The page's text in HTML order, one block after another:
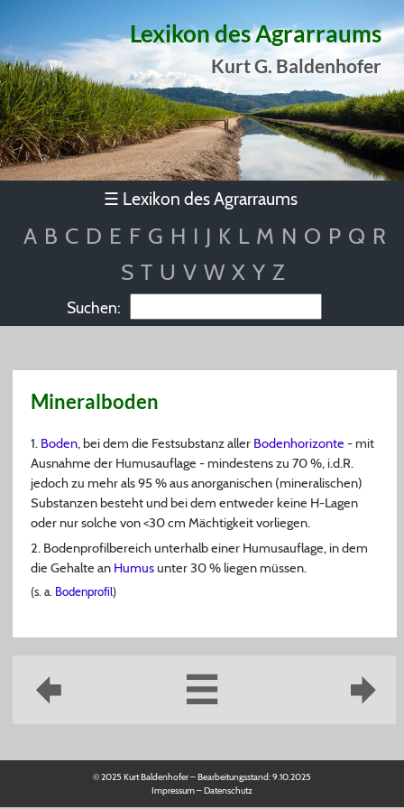
Lexikon des Agrarraums
Kurt G. Baldenhofer
☰ Lexikon des Agrarraums
A B C D E F G H I J K L M N O P Q R
S T U V W X Y Z
Suchen:
Mineralboden
1. Boden, bei dem die Festsubstanz aller Bodenhorizonte - mit
Ausnahme der Humusauflage - mindestens zu 70 %, i.d.R.
jedoch zu mehr als 95 % aus anorganischen (mineralischen)
Substanzen besteht und bei dem entweder keine H-Lagen
oder nur solche von <30 cm Mächtigkeit vorliegen.
2. Bodenprofilbereich unterhalb einer Humusauflage, in dem
die Gehalte an Humusunter 30 % liegen müssen.
(s. a. Bodenprofil)
© 2025 Kurt Baldenhofer – Bearbeitungsstand:9.10.2025
Impressum–Datenschutz